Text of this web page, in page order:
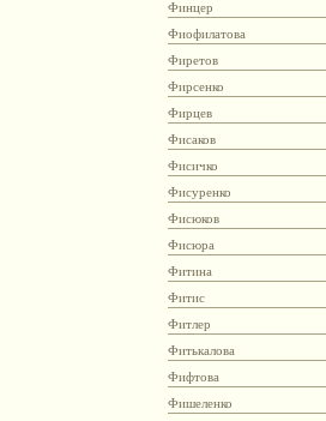
Финцер
Фиофилатова
Фиретов
Фирсенко
Фирцев
Фисаков
Фисичко
Фисуренко
Фисюков
Фисюра
Фитина
Фитис
Фитлер
Фитькалова
Фифтова
Фишеленко